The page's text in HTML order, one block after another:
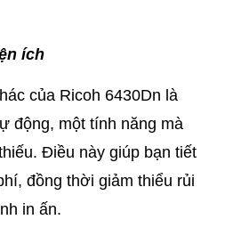
ích
của Ricoh 6430Dn là
động, một tính năng mà
Điều này giúp bạn tiết
đồng thời giảm thiểu rủi
in ấn.